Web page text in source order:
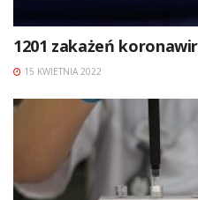
1201 zakażeń
15 KWIETNIA 2022